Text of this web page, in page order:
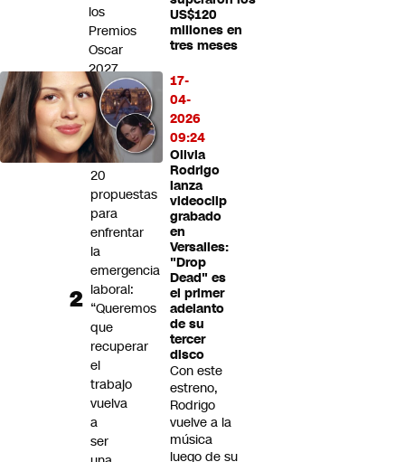
US$120
millones en
tres meses
17-
04-
2026
09:24
Olivia
Rodrigo
lanza
videoclip
grabado
en
Versalles:
"Drop
Dead" es
el primer
adelanto
de su
tercer
disco
Con este
estreno,
Rodrigo
vuelve a la
música
luego de su
los
Premios
Oscar
2027
UDI
entrega
al
Gobierno
20
propuestas
para
enfrentar
la
emergencia
laboral:
“Queremos
que
recuperar
el
trabajo
vuelva
a
ser